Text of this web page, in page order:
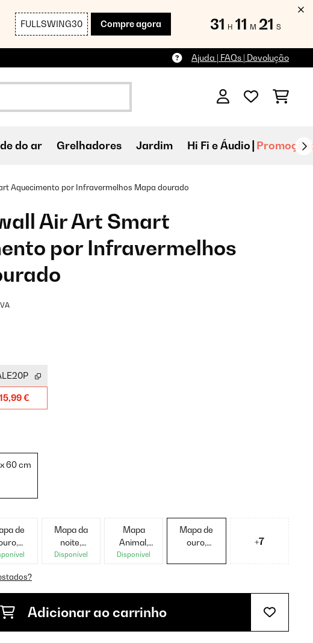
FULLSWING30 Compre agora 31 H 11 M 20 S
Ajuda | FAQs | Devolução
do ar Grelhadores Jardim Hi Fi e Áudio
Aquecimento por Infravermelhos Mapa dourado
Air Art Smart
por Infravermelhos
€
60 cm
de
Mapa da
noite,
quadro
Disponível
Mapa
Animal,
Quadro
Disponível
Mapa de
ouro,
branca
+7
Adicionar ao carrinho